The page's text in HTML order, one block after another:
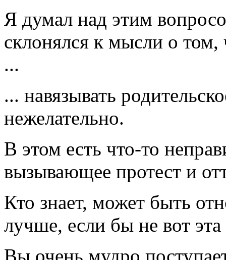
Я думал над этим
склонялся к мысли о том,
...
... навязывать
нежелательно.
В этом есть что-то
вызывающее протест и
Кто знает, может быть
лучше, если бы не вот
Вы очень мудро